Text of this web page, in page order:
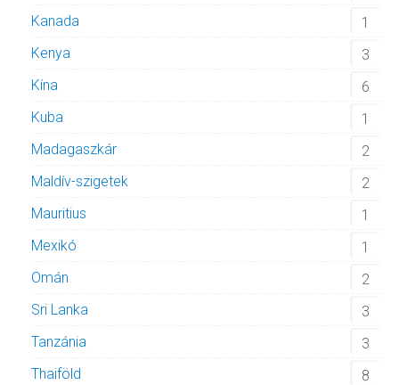
Kanada
1
Kenya
3
Kína
6
Kuba
1
Madagaszkár
2
Maldív-szigetek
2
Mauritius
1
Mexikó
1
Omán
2
Sri Lanka
3
Tanzánia
3
Thaiföld
8